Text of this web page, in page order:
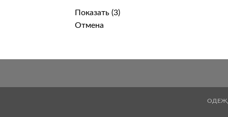
Показать (3)
Отмена